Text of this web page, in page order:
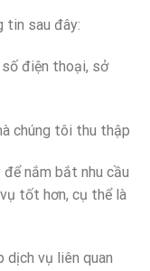
tin sau đây:
số điện thoại, sở
chúng tôi thu thập
nắm bắt nhu cầu
tốt hơn, cụ thể là
dịch vụ liên quan